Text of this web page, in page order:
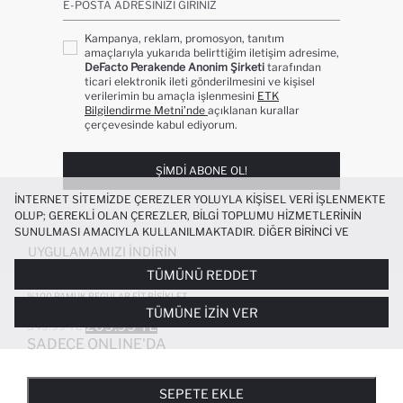
%100 PAMUK REGULAR FIT BISIKLET
YAKA BASKILI KISA KOLLU TIŞÖRT
349.99 TL 209.99 TL
SADECE ONLINE'DA
SEPETE EKLE
E-POSTA ADRESINIZI GIRINIZ
Kampanya, reklam, promosyon, tanıtım
amaçlarıyla yukarıda belirttiğim iletişim adresime,
DeFacto Perakende Anonim Şirketi tarafından
ticari elektronik ileti gönderilmesini ve kişisel
verilerimin bu amaçla işlenmesini ETK
Bilgilendirme Metni’nde açıklanan kurallar
çerçevesinde kabul ediyorum.
ŞIMDI ABONE OL!
UYGULAMAMIZI İNDIRIN
POPÜLER KATEGORILER
KADIN BEYAZ TIŞÖRT
İNTERNET SITEMIZDE ÇEREZLER YOLUYLA KIŞISEL VERI IŞLENMEKTE
OLUP; GEREKLI OLAN ÇEREZLER, BILGI TOPLUMU HIZMETLERININ
SUNULMASI AMACIYLA KULLANILMAKTADIR. DIĞER BIRINCI VE
ÜÇÜNCÜ TARAF ÇEREZLER ISE SIZE DAHA IYI BIR ALIŞVERIŞ
DENEYIMI SUNULABILMESI, SITEMIZIN DAHA IŞLEVSEL KILINMASI VE
KIŞISELLEŞTIRMESI VE AÇIK RIZA VERMENIZ HALINDE, SIZLERE
YÖNELIK PAZARLAMA FAALIYETLERININ YAPILMASI AMAÇLARIYLA
SINIRLI OLARAK KULLANILACAKTIR. ÇEREZLERE DAIR TERCIHLERINIZI
ÇEREZ TERCIHLERIPANELI ARACILIĞIYLA HER ZAMAN YÖNETEBILIR,
ÇEREZLERLE ILGILI DAHA DETAYLI BILGIYE
TÜMÜNÜ REDDET
TÜMÜNE İZIN VER